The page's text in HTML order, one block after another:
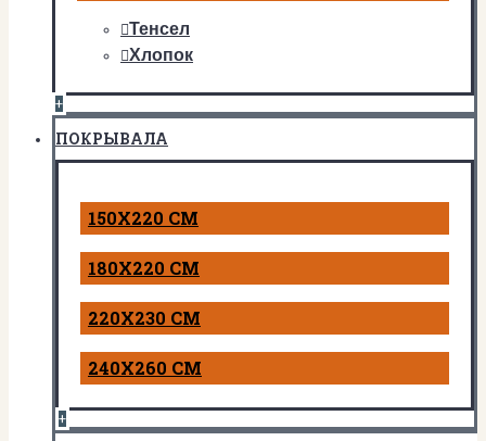
Тенсел
Хлопок
+
ПОКРЫВАЛА
150Х220 СМ
180Х220 СМ
220Х230 СМ
240Х260 СМ
+